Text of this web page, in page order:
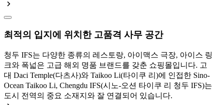
최적의 입지에 위치한 고품격 사무 공간
청두 IFS는 다양한 종류의 레스토랑, 아이맥스 극장, 아이스 링
크와 폭넓은 고급 해외 명품 브랜드를 갖춘 쇼핑몰입니다. 고
대 Daci Temple(다츠사)와 Taikoo Li(타이쿠 리)에 인접한 Sino-
Ocean Taikoo Li, Chengdu IFS(시노-오션 타이쿠 리 청두 IFS)는
도시 전역의 중요 소재지와 잘 연결되어 있습니다.